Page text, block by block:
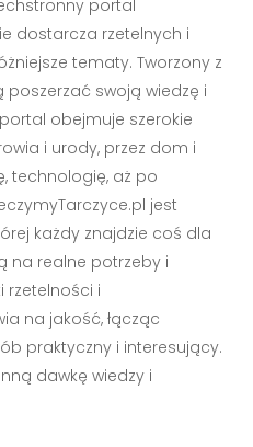
portal
dostarcza rzetelnych i
tematy. Tworzony z
swoją wiedzę i
obejmuje szerokie
i urody, przez dom i
technologię, aż po
jest
każdy znajdzie coś dla
na realne potrzeby i
rzetelności i
na jakość, łącząc
praktyczny i interesujący.
dawkę wiedzy i